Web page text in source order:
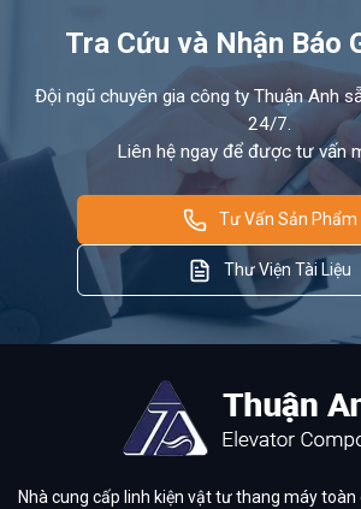
Tra Cứu và Nhận Báo
Đội ngũ chuyên gia công ty Thuận Anh
24/7.
Liên hệ ngay để được tư vấn
Tư Vấn Sản Phẩm
Thư Viện Tài Liệu
Nhà cung cấp linh kiện vật tư thang máy